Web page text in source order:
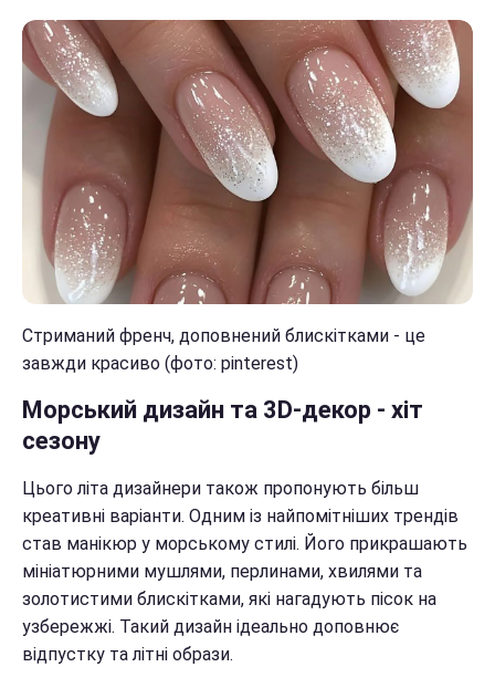
Стриманий френч, доповнений блискітками - це
завжди красиво (фото: pinterest)
Морський дизайн та 3D-декор - хіт
сезону
Цього літа дизайнери також пропонують більш
креативні варіанти. Одним із найпомітніших трендів
став манікюр у морському стилі. Його прикрашають
мініатюрними мушлями, перлинами, хвилями та
золотистими блискітками, які нагадують пісок на
узбережжі. Такий дизайн ідеально доповнює
відпустку та літні образи.